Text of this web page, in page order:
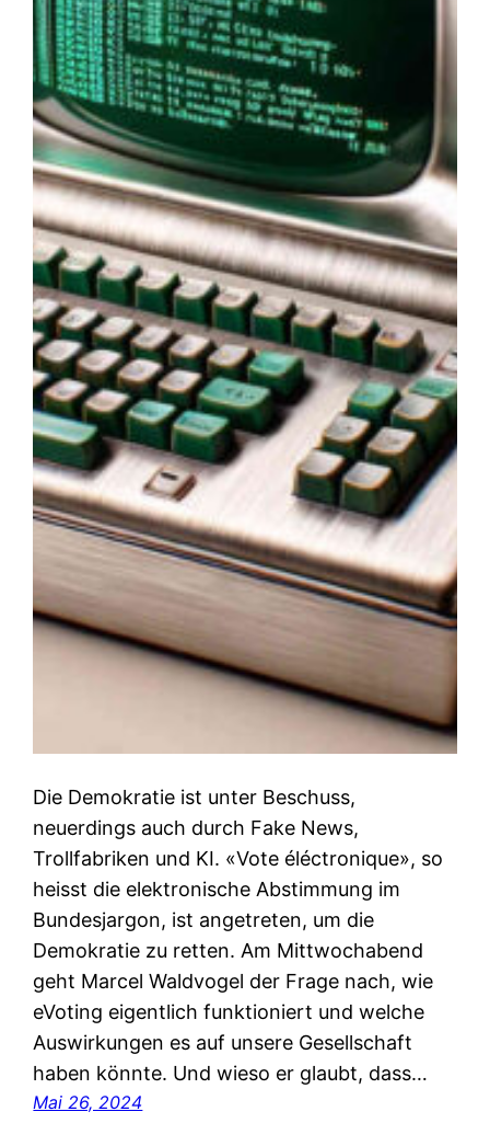
Die Demokratie ist unter Beschuss,
neuerdings auch durch Fake News,
Trollfabriken und KI. «Vote éléctronique», so
heisst die elektronische Abstimmung im
Bundesjargon, ist angetreten, um die
Demokratie zu retten. Am Mittwochabend
geht Marcel Waldvogel der Frage nach, wie
eVoting eigentlich funktioniert und welche
Auswirkungen es auf unsere Gesellschaft
haben könnte. Und wieso er glaubt, dass…
Mai 26, 2024